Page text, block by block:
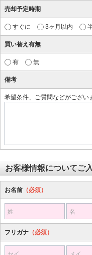
売却予定時期
すぐに 3ヶ月以内
買い替え有無
有 無
備考
希望条件、ご質問などがござい
お客様情報についてご
お名前 （必須）
姓 名
フリガナ （必須）